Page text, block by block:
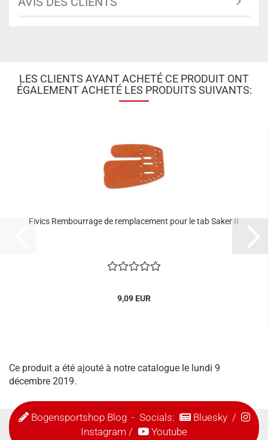
LES CLIENTS AYANT ACHETÉ CE PRODUIT ONT
ÉGALEMENT ACHETÉ LES PRODUITS SUIVANTS:
Fivics Rembourrage de remplacement pour le tab Saker II
9,09 EUR
Ce produit a été ajouté à notre catalogue le lundi 9
décembre 2019.
Bogensportshop Blog- Socials: Bluesky/
Instagram / Youtube